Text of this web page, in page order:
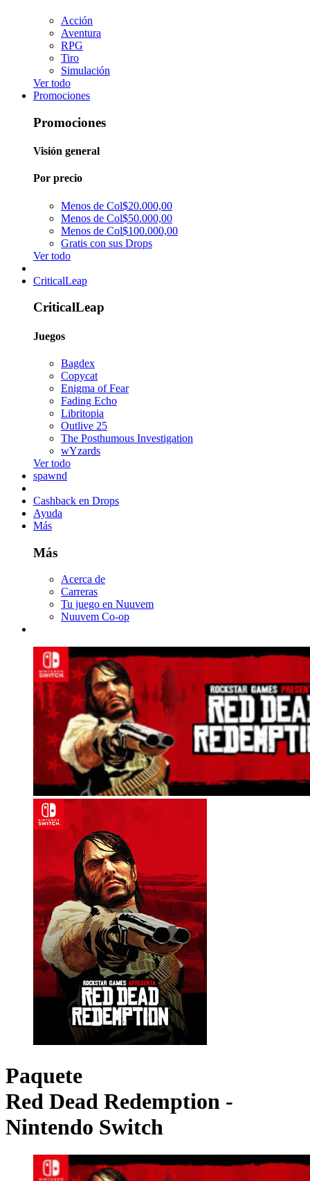
Acción
Aventura
RPG
Tiro
Simulación
Ver todo
Promociones
Promociones
Visión general
Por precio
Menos de Col$20.000,00
Menos de Col$50.000,00
Menos de Col$100.000,00
Gratis con sus Drops
Ver todo
CriticalLeap
CriticalLeap
Juegos
Bagdex
Copycat
Enigma of Fear
Fading Echo
Libritopia
Outlive 25
The Posthumous Investigation
wYzards
Ver todo
spawnd
Cashback en Drops
Ayuda
Más
Más
Acerca de
Carreras
Tu juego en Nuuvem
Nuuvem Co-op
Paquete
Red Dead Redemption -
Nintendo Switch